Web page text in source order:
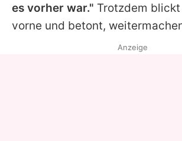
Utiq verwalten
es vorher war." Trotzdem blickt
vorne und betont,
Anzeige